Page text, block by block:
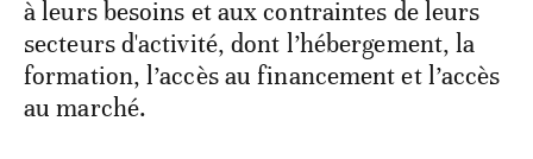
à leurs besoins et aux contraintes de leurs
secteurs d'activité, dont l’hébergement, la
formation, l’accès au financement et l’accès
au marché.